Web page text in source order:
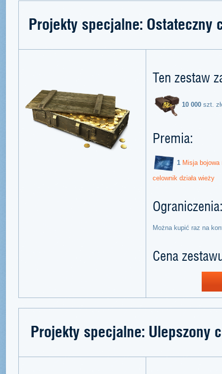
Projekty specjalne: Ostateczny
Ten zestaw
10 000 szt.
Premia:
1 Misja
celownik działa wieży
Można kupić raz na
Cena
Projekty specjalne: Ulepszony